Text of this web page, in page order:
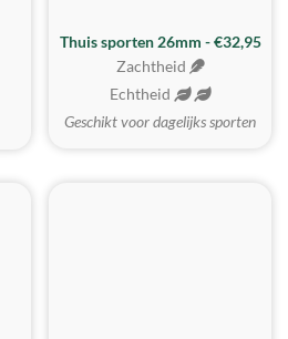
Thuis sporten 26mm - €32,95
Zachtheid
Echtheid
Geschikt voor dagelijks sporten